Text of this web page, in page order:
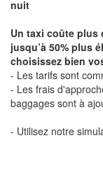
nuit
Un taxi coûte plus
jusqu’à 50% plus
choisissez bien
- Les tarifs sont
- Les frais
baggages sont à
- Utilisez notre